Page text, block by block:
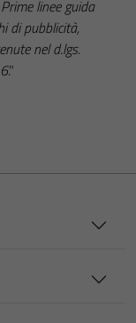
Prime linee guida
di pubblicità,
nel d.lgs.
."